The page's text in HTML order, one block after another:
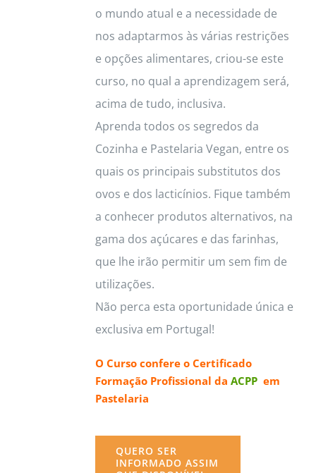
o mundo atual e a necessidade de
nos adaptarmos às várias restrições
e opções alimentares, criou-se este
curso, no qual a aprendizagem será,
acima de tudo, inclusiva.
Aprenda todos os segredos da
Cozinha e Pastelaria Vegan, entre os
quais os principais substitutos dos
ovos e dos lacticínios. Fique também
a conhecer produtos alternativos, na
gama dos açúcares e das farinhas,
que lhe irão permitir um sem fim de
utilizações.
Não perca esta oportunidade única e
exclusiva em Portugal!
O Curso confere o Certificado
Formação Profissional da ACPPem
Pastelaria
QUERO SER
INFORMADO ASSIM